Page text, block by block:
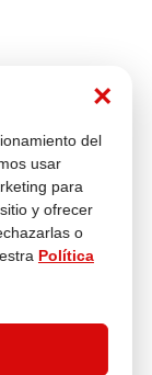
×
del
usar
para
y ofrecer
o
Política